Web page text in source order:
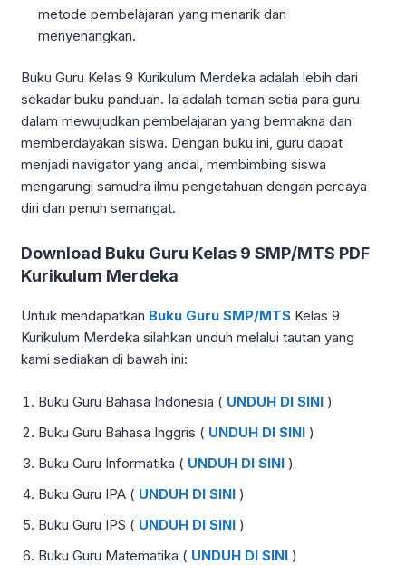
metode pembelajaran yang menarik dan
menyenangkan.
Buku Guru Kelas 9 Kurikulum Merdeka adalah lebih dari
sekadar buku panduan. Ia adalah teman setia para guru
dalam mewujudkan pembelajaran yang bermakna dan
memberdayakan siswa. Dengan buku ini, guru dapat
menjadi navigator yang andal, membimbing siswa
mengarungi samudra ilmu pengetahuan dengan percaya
diri dan penuh semangat.
Download Buku Guru Kelas 9 SMP/MTS PDF
Kurikulum Merdeka
Untuk mendapatkan Buku Guru SMP/MTS Kelas 9
Kurikulum Merdeka silahkan unduh melalui tautan yang
kami sediakan di bawah ini:
Buku Guru Bahasa Indonesia ( UNDUH DI SINI )
Buku Guru Bahasa Inggris ( UNDUH DI SINI )
Buku Guru Informatika ( UNDUH DI SINI )
Buku Guru IPA ( UNDUH DI SINI )
Buku Guru IPS ( UNDUH DI SINI )
Buku Guru Matematika ( UNDUH DI SINI )